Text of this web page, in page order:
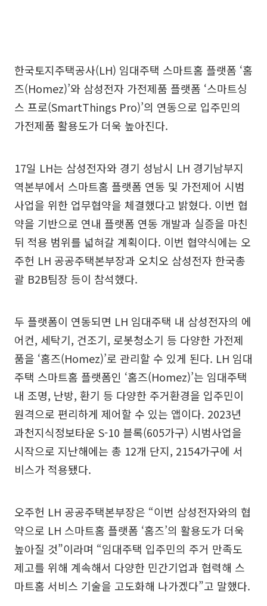
한국토지주택공사(LH) 임대주택 스마트홈 플랫폼 ‘홈
즈(Homez)’와 삼성전자 가전제품 플랫폼 ‘스마트싱
스 프로(SmartThings Pro)’의 연동으로 입주민의
가전제품 활용도가 더욱 높아진다.
17일 LH는 삼성전자와 경기 성남시 LH 경기남부지
역본부에서 스마트홈 플랫폼 연동 및 가전제어 시범
사업을 위한 업무협약을 체결했다고 밝혔다. 이번 협
약을 기반으로 연내 플랫폼 연동 개발과 실증을 마친
뒤 적용 범위를 넓혀갈 계획이다. 이번 협약식에는 오
주헌 LH 공공주택본부장과 오치오 삼성전자 한국총
괄 B2B팀장 등이 참석했다.
두 플랫폼이 연동되면 LH 임대주택 내 삼성전자의 에
어컨, 세탁기, 건조기, 로봇청소기 등 다양한 가전제
품을 ‘홈즈(Homez)’로 관리할 수 있게 된다. LH 임대
주택 스마트홈 플랫폼인 ‘홈즈(Homez)’는 임대주택
내 조명, 난방, 환기 등 다양한 주거환경을 입주민이
원격으로 편리하게 제어할 수 있는 앱이다. 2023년
과천지식정보타운 S-10 블록(605가구) 시범사업을
시작으로 지난해에는 총 12개 단지, 2154가구에 서
비스가 적용됐다.
오주헌 LH 공공주택본부장은 “이번 삼성전자와의 협
약으로 LH 스마트홈 플랫폼 ‘홈즈’의 활용도가 더욱
높아질 것”이라며 “임대주택 입주민의 주거 만족도
제고를 위해 계속해서 다양한 민간기업과 협력해 스
마트홈 서비스 기술을 고도화해 나가겠다”고 말했다.